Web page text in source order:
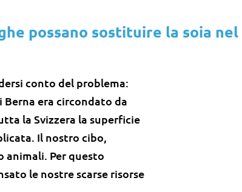
possano sostituire la soia
conto del problema:
era circondato da
la Svizzera la superficie
Il nostro cibo,
animali. Per questo
le nostre scarse risorse